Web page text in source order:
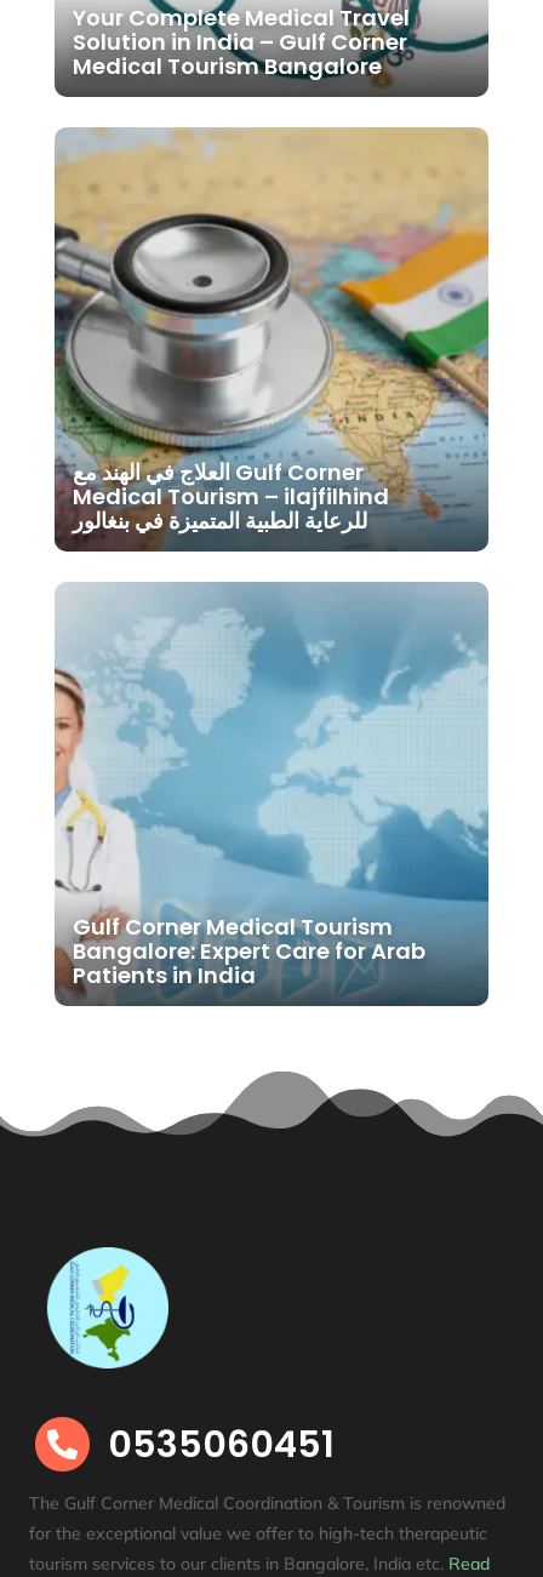
Your Complete Medical Travel
Solution in India – Gulf Corner
Medical Tourism Bangalore
العلاج في الهند مع Gulf Corner
Medical Tourism – ilajfilhind
للرعاية الطبية المتميزة في بنغالور
Gulf Corner Medical Tourism
Bangalore: Expert Care for Arab
Patients in India
 0535060451
The Gulf Corner Medical Coordination & Tourism is renowned
for the exceptional value we offer to high-tech therapeutic
tourism services to our clients in Bangalore, India etc. Read